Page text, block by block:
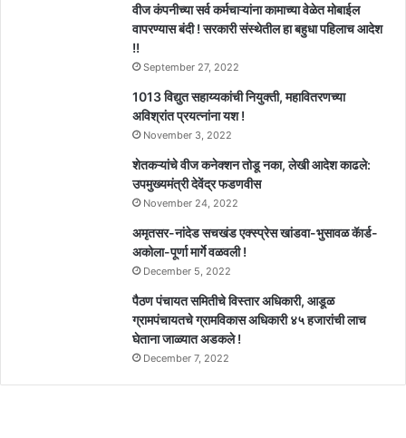
वीज कंपनीच्या सर्व कर्मचाऱ्यांना कामाच्या वेळेत मोबाईल
वापरण्यास बंदी ! सरकारी संस्थेतील हा बहुधा पहिलाच आदेश
!!
September 27, 2022
1013 विद्युत सहाय्यकांची नियुक्ती, महावितरणच्या
अविश्रांत प्रयत्नांना यश !
November 3, 2022
शेतकऱ्यांचे वीज कनेक्शन तोडू नका, लेखी आदेश काढले:
उपमुख्यमंत्री देवेंद्र फडणवीस
November 24, 2022
अमृतसर-नांदेड सचखंड एक्स्प्रेस खांडवा-भुसावळ कॅार्ड-
अकोला-पूर्णा मार्गे वळवली !
December 5, 2022
पैठण पंचायत समितीचे विस्तार अधिकारी, आडूळ
ग्रामपंचायतचे ग्रामविकास अधिकारी ४५ हजारांची लाच
घेताना जाळ्यात अडकले !
December 7, 2022